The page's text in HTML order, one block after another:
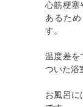
心筋梗塞
あるた
す。
温度差を
ついた浴
お風呂に